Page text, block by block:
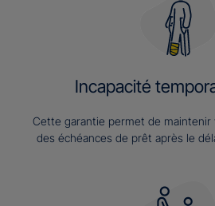
Incapacité
Cette garantie permet de
des échéances de prêt après le